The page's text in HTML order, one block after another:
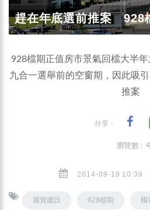
趕在年底選前推案 928
928檔期正值房市景氣回檔大半
九合一選舉前的空窗期，因此吸
推案
分享：
瀏覽數 :
2014-09-19 10:39
麗寶建設 928檔期 國